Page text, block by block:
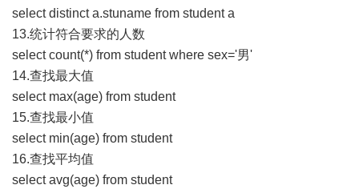
select distinct a.stuname from student a
13.统计符合要求的人数
select count(*) from student where sex='男'
14.查找最大值
select max(age) from student
15.查找最小值
select min(age) from student
16.查找平均值
select avg(age) from student